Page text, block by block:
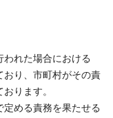
れた場合における
おり、市町村がその責
ります。
める責務を果たせる